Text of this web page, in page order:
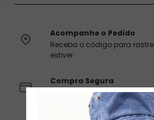
Acompanhe o Pedido
Receba o código para
estiver
Compra Segura
Seus dados estão seguros